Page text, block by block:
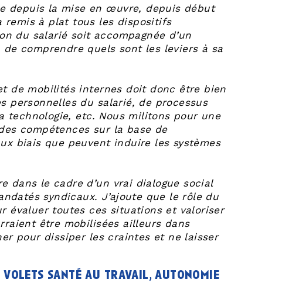
depuis la mise en œuvre, depuis début
remis à plat tous les dispositifs
du salarié soit accompagnée d’un
comprendre quels sont les leviers à sa
de mobilités internes doit donc être bien
personnelles du salarié, de processus
technologie, etc. Nous militons pour une
compétences sur la base de
biais que peuvent induire les systèmes
dans le cadre d’un vrai dialogue social
syndicaux. J’ajoute que le rôle du
évaluer toutes ces situations et valoriser
être mobilisées ailleurs dans
pour dissiper les craintes et ne laisser
volets santé au travail, autonomie